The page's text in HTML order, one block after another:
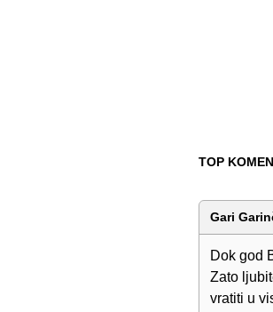
TOP
Gari
Dok god
Zato
vratiti u